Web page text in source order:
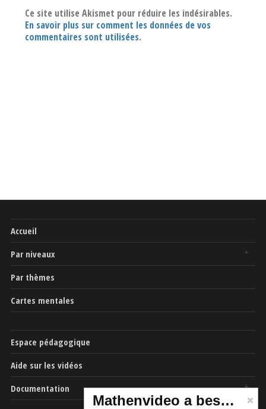
Ce site utilise Akismet pour réduire les indésirables.
En savoir plus sur comment les données de vos
commentaires sont utilisées.
Accueil
Par niveaux
Par thèmes
Cartes mentales
Espace pédagogique
Aide sur les vidéos
Documentation
Mathenvideo a besoin de vous